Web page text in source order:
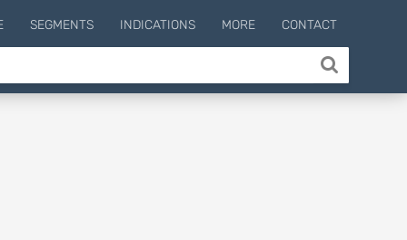
SEGMENTS INDICATIONS MORE CONTACT